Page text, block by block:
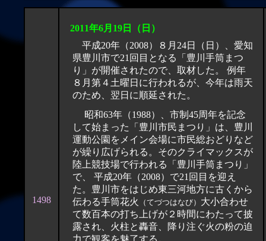
1498
2011年6月 19日（日）
平成20年（2008）８月24日（日）、愛知
県豊川市で21回目となる「豊川手筒まつ
り」が開催されたので、取材した。 例年
８月第４土曜日に行われるが、今年は雨天
のため、翌日に順延された。
して始まった「豊川市民まつり」は、豊川
運動公園をメイン会場に市民総おどりなど
が繰り広げられる。そのクライマックスが
陸上競技場で行われる「豊川手筒まつり」
で、 平成20年（2008）で21回目を迎え
た。豊川市をはじめ東三河地方に古くから
伝わる手筒花火
（てづつはなび） 大小合わせ
て数百本の打ち上げが２時間にわたって披
露され、火柱と轟音、降り注ぐ火の粉の迫
力で観客を魅了する。